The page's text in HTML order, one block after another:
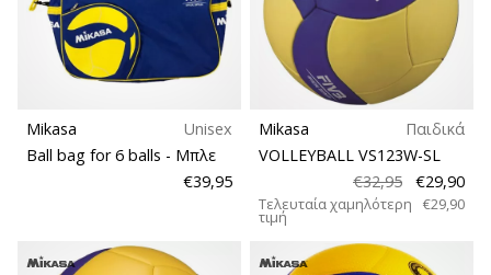
Mikasa
Unisex
Ball bag for 6 balls - Μπλε
€39,95
Mikasa
Παιδικά
VOLLEYBALL VS123W-SL
€32,95
€29,90
Τελευταία χαμηλότερη
τιμή
€29,90